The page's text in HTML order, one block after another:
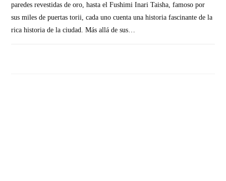
paredes revestidas de oro, hasta el Fushimi Inari Taisha, famoso por
sus miles de puertas torii, cada uno cuenta una historia fascinante de la
rica historia de la ciudad. Más allá de sus…